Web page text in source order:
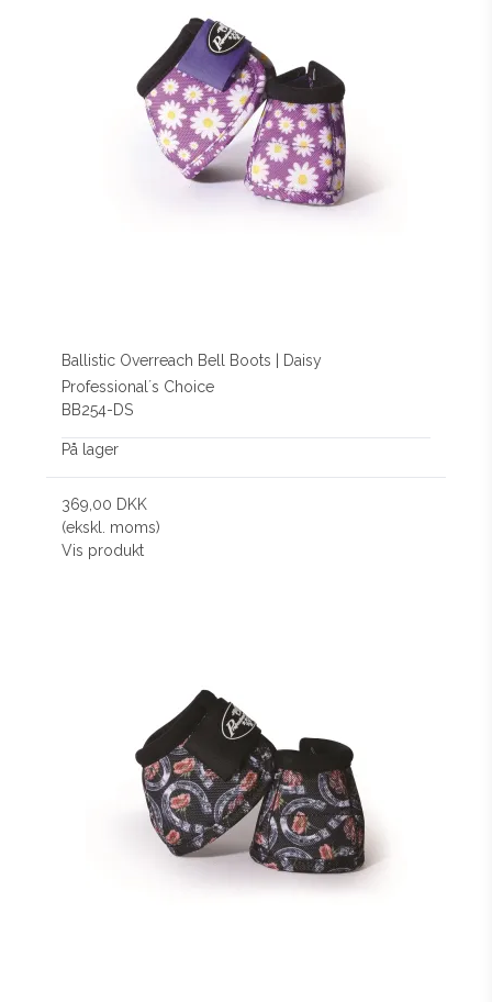
Ballistic Overreach Bell Boots | Daisy
Professional´s Choice
BB254-DS
På lager
369,00 DKK
(ekskl. moms)
Vis produkt